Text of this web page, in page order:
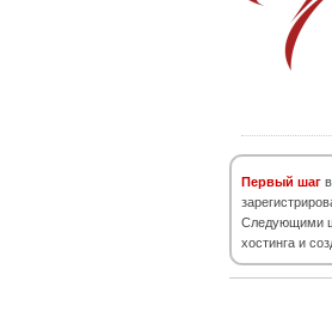
Первый шаг
Следующими
хостинга и